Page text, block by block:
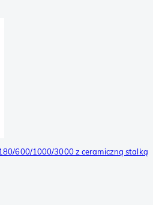
600/1000/3000 z ceramiczną stalką